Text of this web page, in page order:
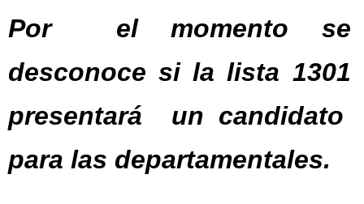
Por el momento se
desconoce si la lista 1301
presentará un candidato
para las departamentales.